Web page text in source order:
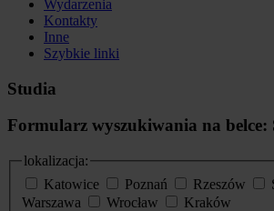
Wydarzenia
Kontakty
Inne
Szybkie linki
Studia
Formularz wyszukiwania na belce:
lokalizacja:
Katowice
Poznań Rzeszów
Warszawa
Wrocław
Kraków